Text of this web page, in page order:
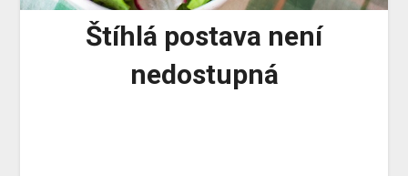
Štíhlá postava není
nedostupná